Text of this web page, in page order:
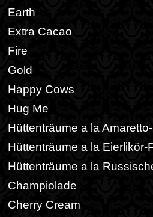
Earth
Extra Cacao
Fire
Gold
Happy Cows
Hug Me
Hüttenträume a la
Hüttenträume a la Eierlikör-
Hüttenträume a la
Champiolade
Cherry Cream